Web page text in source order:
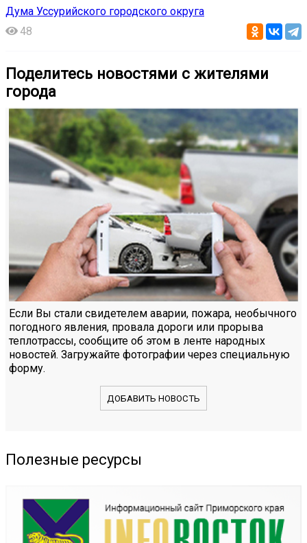
Дума Уссурийского городского округа
48
Поделитесь новостями с жителями
города
Если Вы стали свидетелем аварии, пожара, необычного
погодного явления, провала дороги или прорыва
теплотрассы, сообщите об этом в ленте народных
новостей. Загружайте фотографии через специальную
форму.
ДОБАВИТЬ НОВОСТЬ
Полезные ресурсы